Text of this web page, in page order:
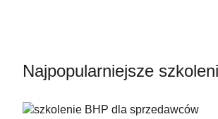
Najpopularniejsze